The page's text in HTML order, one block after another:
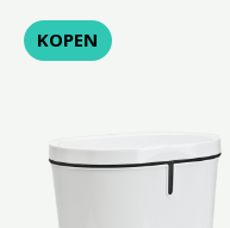
KOPEN